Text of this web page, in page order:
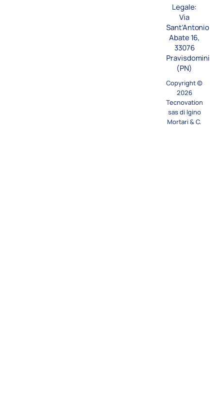
Legale:
Via
Sant’Antonio
Abate 16,
33076
Pravisdomini
(PN)
Copyright ©
2026
Tecnovation
sas di Igino
Mortari & C.